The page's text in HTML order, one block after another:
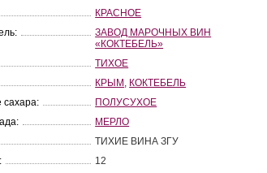
КРАСНОЕ
ЗАВОД МАРОЧНЫХ ВИН
«КОКТЕБЕЛЬ»
ТИХОЕ
КРЫМ КОКТЕБЕЛЬ
ПОЛУСУХОЕ
МЕРЛО
ТИХИЕ ВИНА ЗГУ
12